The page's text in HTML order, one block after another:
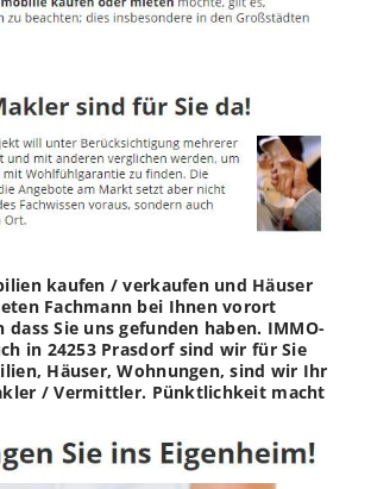
kaufen / verkaufen und Häuser
Fachmann bei Ihnen vorort
dass Sie uns gefunden haben. IMMO-
in 24253 Prasdorf sind wir für Sie
Häuser, Wohnungen, sind wir Ihr
/ Vermittler. Pünktlichkeit macht